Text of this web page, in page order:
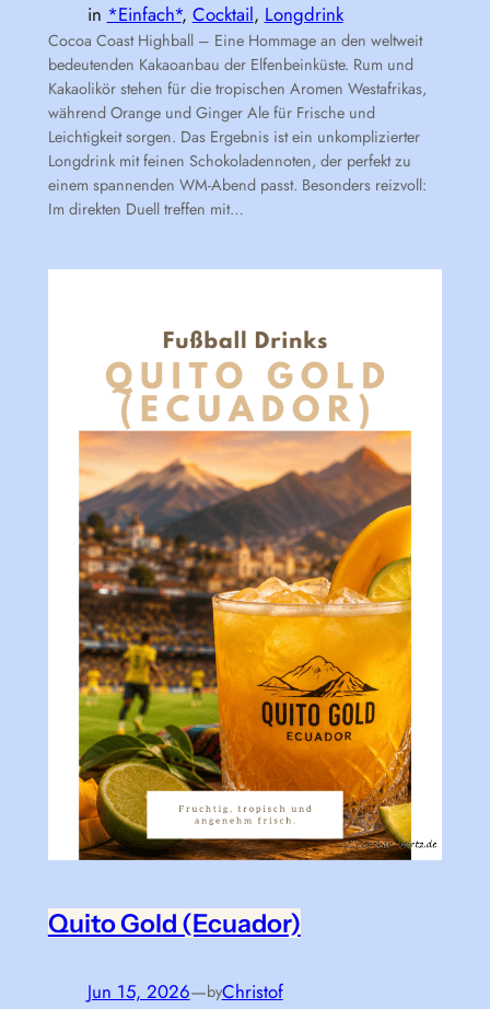
in *Einfach*, Cocktail, Longdrink
Cocoa Coast Highball – Eine Hommage an den weltweit
bedeutenden Kakaoanbau der Elfenbeinküste. Rum und
Kakaolikör stehen für die tropischen Aromen Westafrikas,
während Orange und Ginger Ale für Frische und
Leichtigkeit sorgen. Das Ergebnis ist ein unkomplizierter
Longdrink mit feinen Schokoladennoten, der perfekt zu
einem spannenden WM-Abend passt. Besonders reizvoll:
Im direkten Duell treffen mit…
Quito Gold (Ecuador)
Jun 15, 2026—byChristof